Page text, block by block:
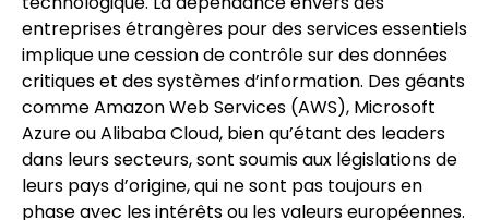
entreprises étrangères pour des services essentiels
implique une cession de contrôle sur des données
critiques et des systèmes d’information. Des géants
comme Amazon Web Services (AWS), Microsoft
Azure ou Alibaba Cloud, bien qu’étant des leaders
dans leurs secteurs, sont soumis aux législations de
leurs pays d’origine, qui ne sont pas toujours en
phase avec les intérêts ou les valeurs européennes.